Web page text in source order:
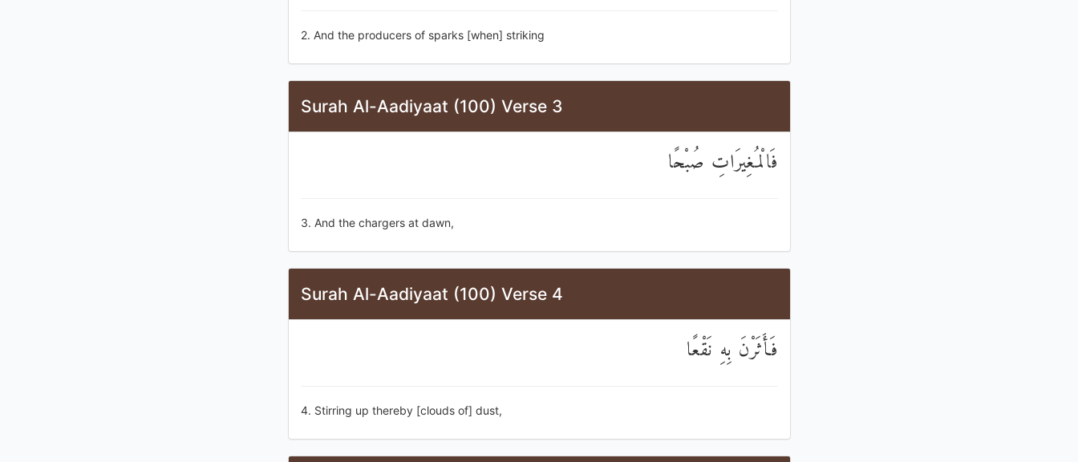
2. And the producers of sparks [when] striking
Surah Al-Aadiyaat (100) Verse 3
فَالْمُغِيرَاتِ صُبْحًا
3. And the chargers at dawn,
Surah Al-Aadiyaat (100) Verse 4
فَأَثَرْنَ بِهِ نَقْعًا
4. Stirring up thereby [clouds of] dust,